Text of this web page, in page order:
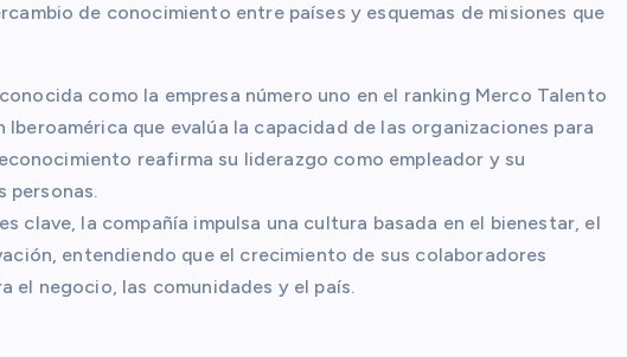
de conocimiento entre países y esquemas de misiones que
como la empresa número uno en el ranking Merco Talento
que evalúa la capacidad de las organizaciones para
reafirma su liderazgo como empleador y su
personas.
clave, la compañía impulsa una cultura basada en el bienestar, el
entendiendo que el crecimiento de sus colaboradores
el negocio, las comunidades y el país.